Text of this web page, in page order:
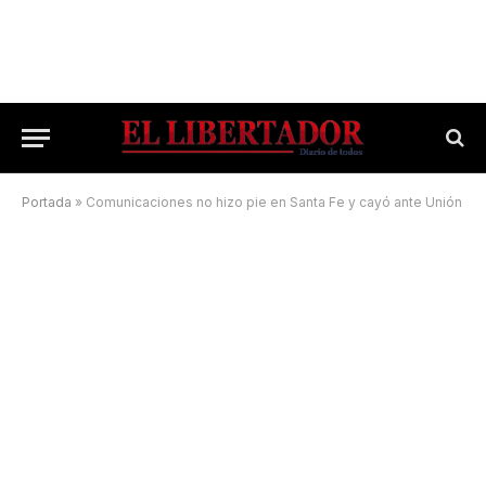
Portada » Comunicaciones no hizo pie en Santa Fe y cayó ante Unión